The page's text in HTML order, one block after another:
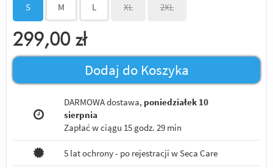
S M L XL 2XL
299,00 zł
Dodaj do Koszyka
DARMOWA dostawa, poniedziałek 10
sierpnia
Zapłać w ciągu 15 godz. 29 min
5 lat ochrony - po rejestracji w Seca Care